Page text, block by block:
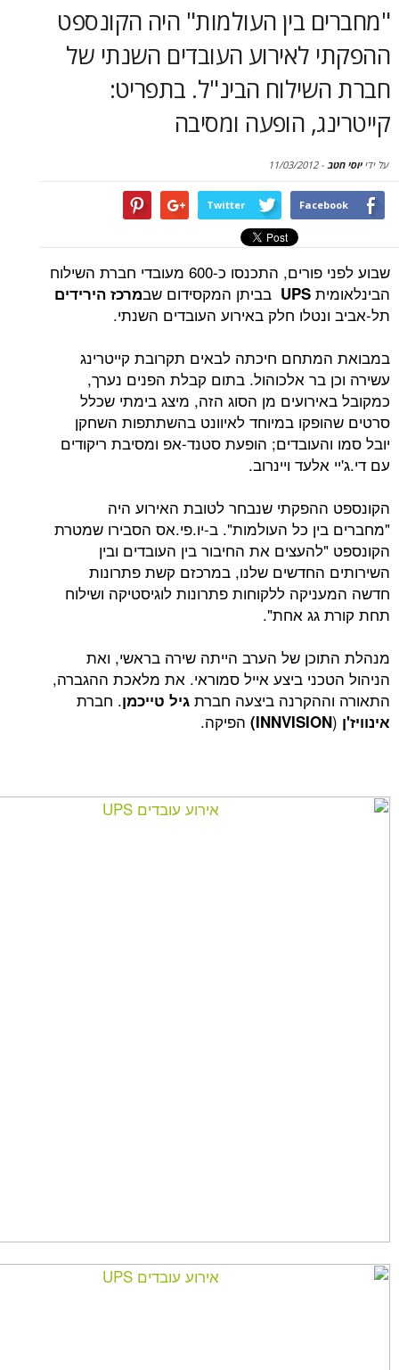
בין העולמות" היה הקונספט
לאירוע העובדים השנתי של
הבינ"ל. בתפריט:
הופעה ומסיבה
11/03/2012
Twitter
שבוע לפני פורים, התכנסו כ-600 מעובדי חברת השילוח
UPS בביתן המקסידום שבמרכז הירידים
חלק באירוע העובדים השנתי.
חיכתה לבאים תקרובת קייטרינג
בר אלכוהול. בתום קבלת הפנים נערך,
מן הסוג הזה, מיצג בימתי שכלל
במיוחד לאיוונט בהשתתפות השחקן
הופעת סטנד-אפ ומסיבת ריקודים
ויינרוב.
שנבחר לטובת האירוע היה
כל העולמות". ב-יו.פי.אס הסבירו שמטרת
את החיבור בין העובדים ובין
החדשים שלנו, במרכזם קשת פתרונות
ללקוחות פתרונות לוגיסטיקה ושילוח
גג אחת".
של הערב הייתה שירה בראשי, ואת
ביצע אייל סמוראי. את מלאכת ההגברה,
ביצעה חברתגיל טייכמן . חברת
הפיקה.